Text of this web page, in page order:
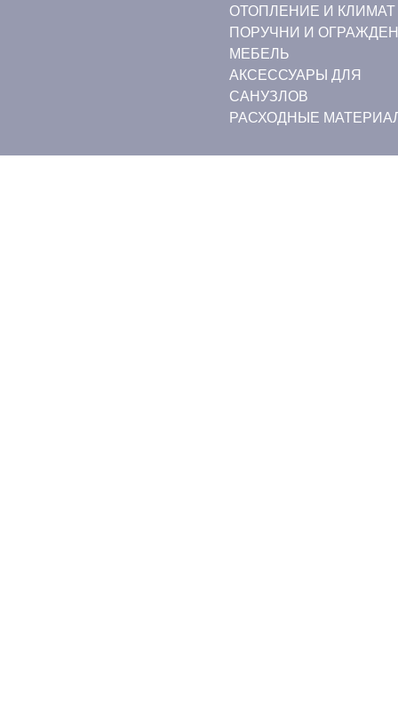
ОТОПЛЕНИЕ И КЛИМАТ
ПОРУЧНИ И
МЕБЕЛЬ
АКСЕССУАРЫ ДЛЯ
САНУЗЛОВ
РАСХОДНЫЕ